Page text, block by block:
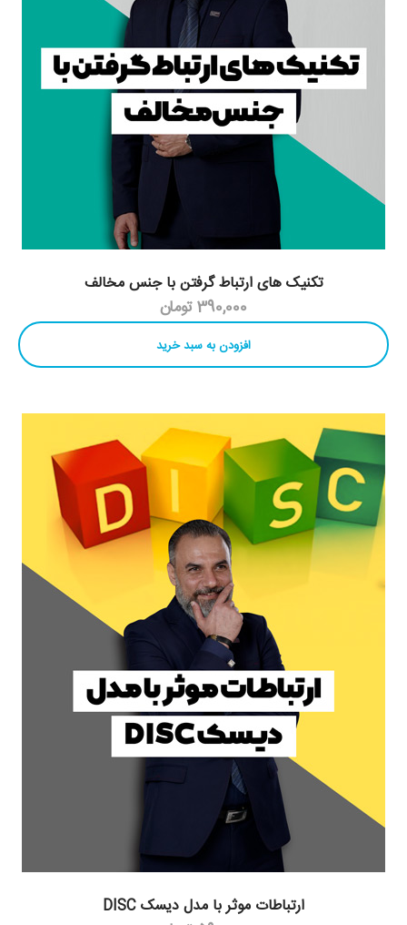
تکنیک های ارتباط گرفتن با جنس مخالف
390,000 تومان
افزودن به سبد خرید
ارتباطات موثر با مدل دیسک DISC